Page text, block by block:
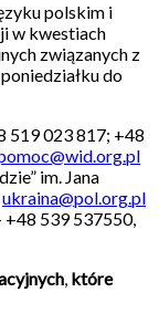
polskim i
w kwestiach
związanych z
do
519 023 817; +48
im. Jana
ukraina@pol.org.pl
+48 539 537550,
, które